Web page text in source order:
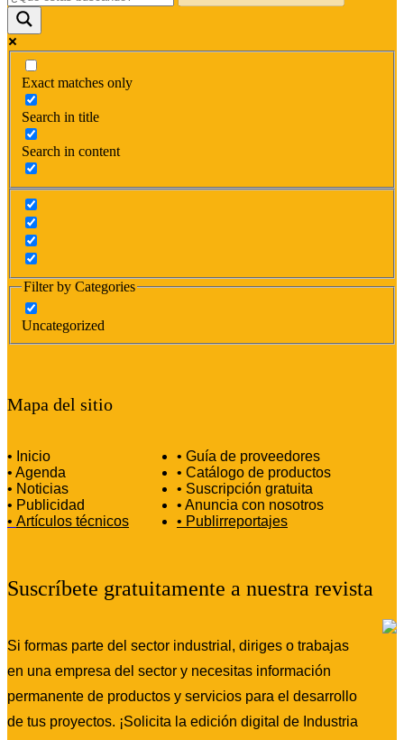
Exact matches only
Search in title
Search in content
Filter by Categories
Uncategorized
Mapa del sitio
• Inicio
• Agenda
• Noticias
• Publicidad
• Artículos técnicos
• Guía de proveedores
• Catálogo de productos
• Suscripción gratuita
• Anuncia con nosotros
• Publirreportajes
Suscríbete gratuitamente a nuestra revista
Si formas parte del sector industrial, diriges o trabajas
en una empresa del sector y necesitas información
permanente de productos y servicios para el desarrollo
de tus proyectos. ¡Solicita la edición digital de Industria